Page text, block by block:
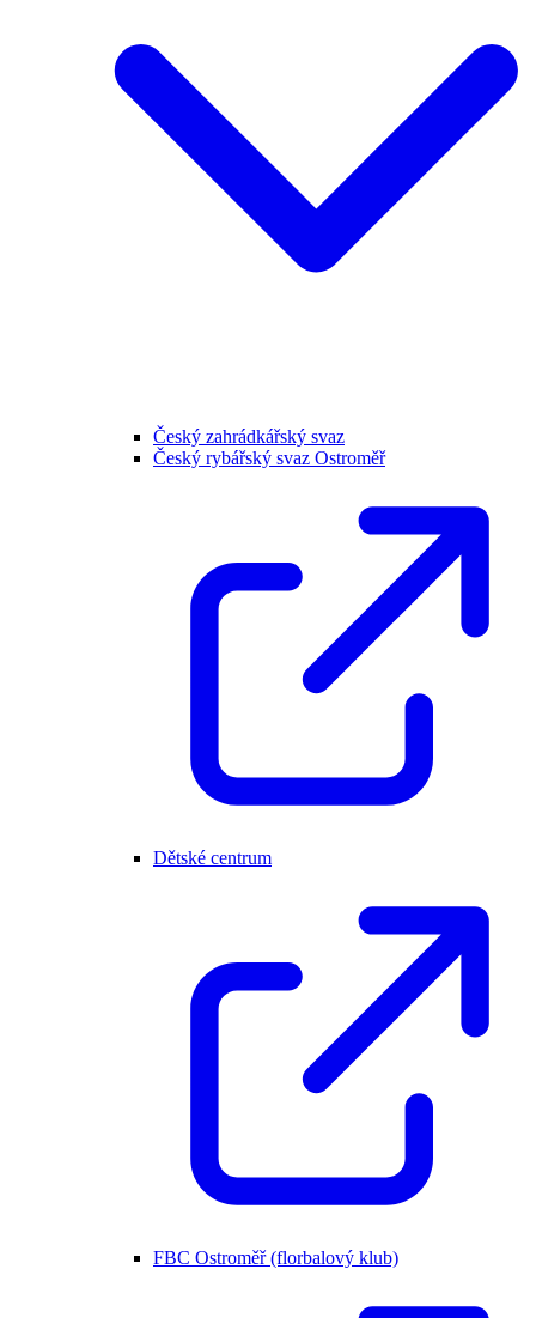
Český zahrádkářský svaz
Český rybářský svaz Ostroměř
Dětské centrum
FBC Ostroměř (florbalový klub)